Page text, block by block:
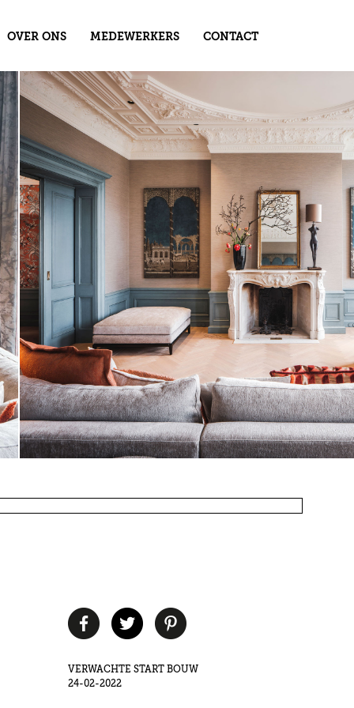
OVER ONS MEDEWERKERS CONTACT
VERWACHTE START BOUW
24-02-2022